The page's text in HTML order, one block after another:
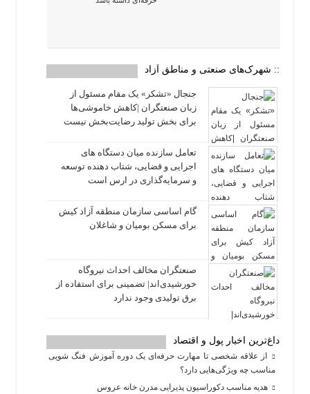
:: شهرک‌های صنعتی و مناطق آزاد
جنجال «تشکر» یک مقام مسئول از
زبان صنعتگران |کاهش خاموشی‌ها
برای بخش تولید رضایت‌بخش نیست
تعامل سازنده میان دستگاه‌ های
اجرایی و قضایی، شتاب‌ دهنده توسعه
و سرمایه‌گذاری در ارس است
گام اساسی سازمان منطقه آزاد کیش
برای مسکن بومیان و شاغلان
صنعتگران مخالف احداث نیروگاه
خورشیدی‌اند| تضمینی برای استفاده از
برق تولیدی وجود ندارد
داغ‌ترین اخبار پول و اقتصاد
از علاقه شخصی تا مهارت حرفه‌ای یک دوره آموزش فنگ شویی
مناسب چه ویژگی‌هایی دارد؟
هدیه مناسب دکوراسیون پذیرایی مدرن خانه عروس